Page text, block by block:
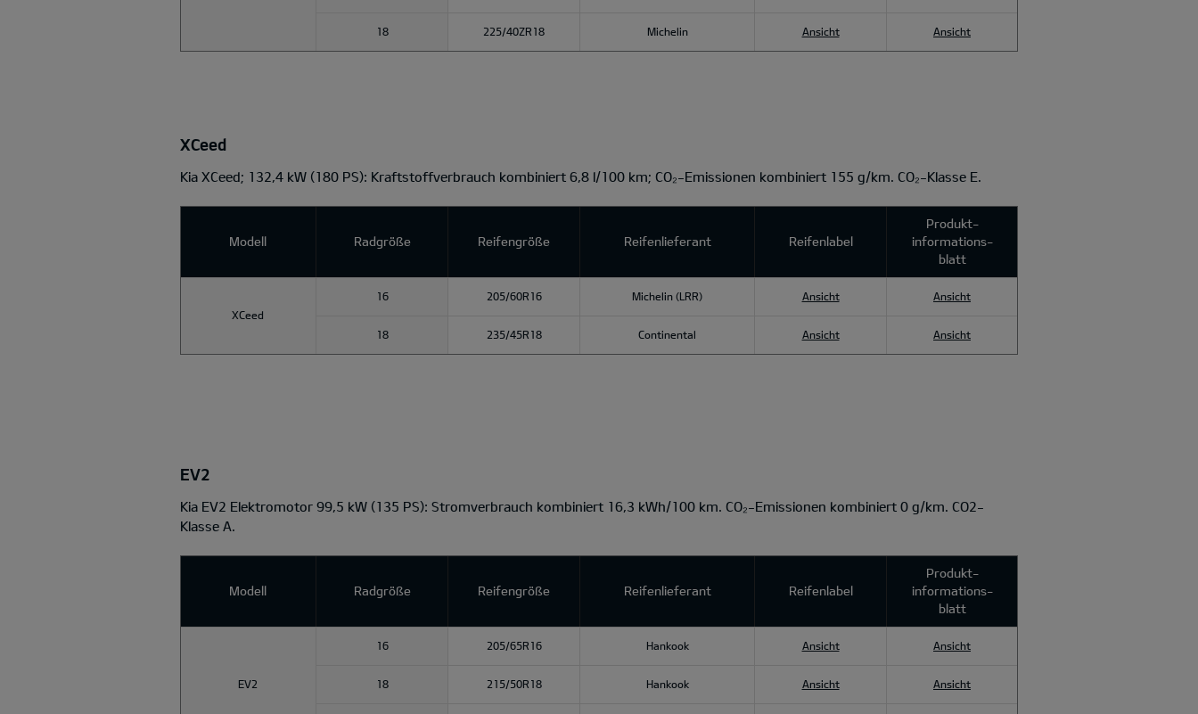
18 225/40ZR18 Michelin Ansicht Ansicht
XCeed
Kia XCeed; 132,4 kW (180 PS): Kraftstoffverbrauch kombiniert 6,8 l/100 km; CO₂-Emissionen kombiniert 155 g/km. CO₂-Klasse E.
Modell Radgröße Reifengröße Reifenlieferant Reifenlabel
Produkt­
informations­
blatt
XCeed
16 205/60R16 Michelin (LRR) Ansicht Ansicht
18 235/45R18 Continental Ansicht Ansicht
EV2
Kia EV2 Elektromotor 99,5 kW (135 PS): Stromverbrauch kombiniert 16,3 kWh/100 km. CO₂-Emissionen kombiniert 0 g/km. CO2-
Klasse A.
Modell Radgröße Reifengröße Reifenlieferant Reifenlabel
Produkt­
informations­
blatt
EV2
16 205/65R16 Hankook Ansicht Ansicht
18 215/50R18 Hankook Ansicht Ansicht